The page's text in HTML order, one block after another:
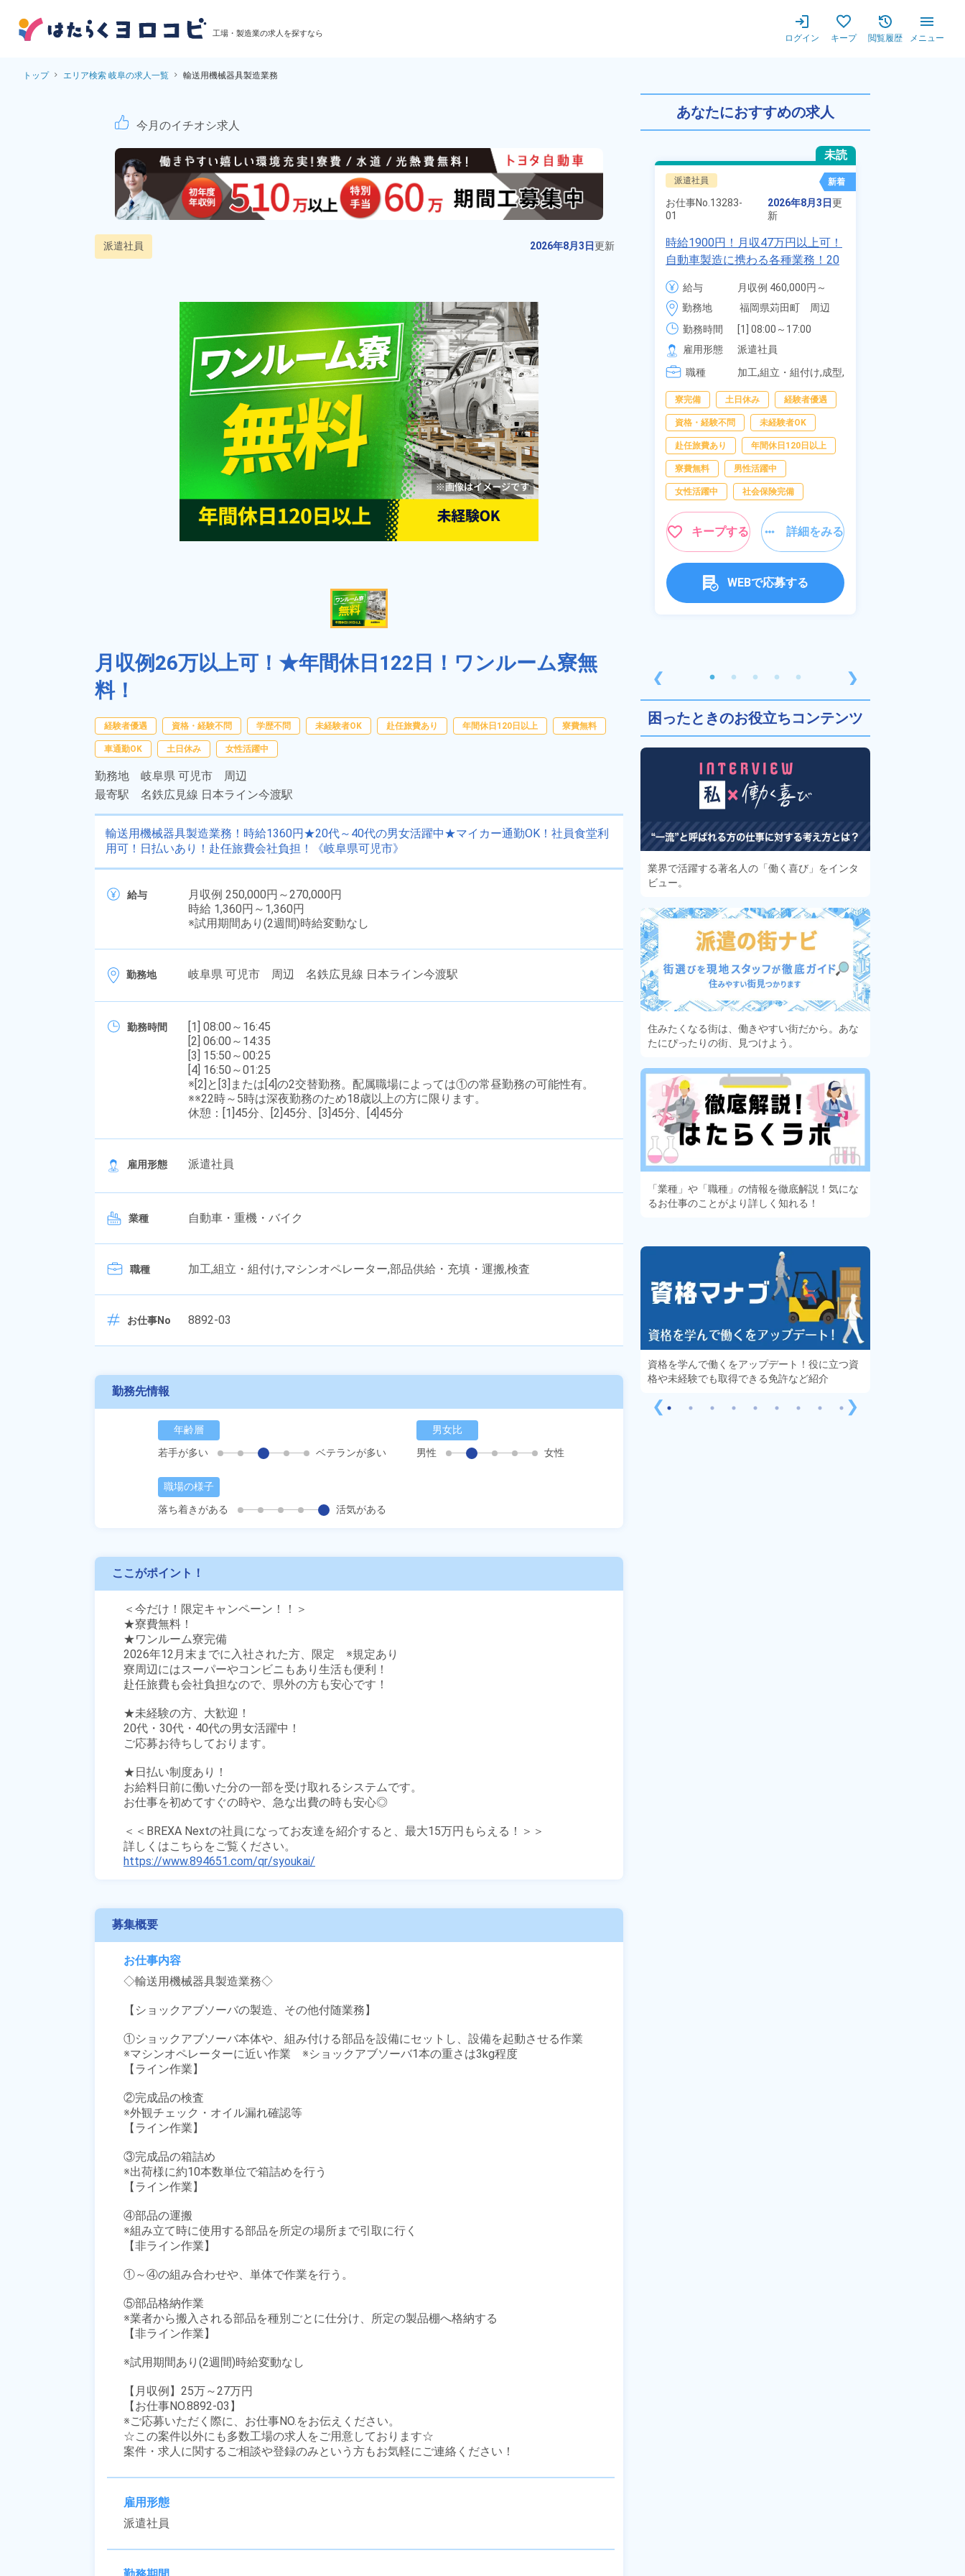
工場・製造業の求人を探すなら ログイン キープ 閲覧履歴 メニュー
トップ エリア検索 岐阜の求人一覧 輸送用機械器具製造業務
輸送用機械器具製造業務！時給1360円★20代～40代の男女活躍中★マイカー通勤
今月のイチオシ求人
派遣社員 2026年8月3日更新
月収例26万以上可！★年間休日122日！ワンルーム寮無
料！
経験者優遇 資格・経験不問 学歴不問 未経験者OK 赴任旅費あり 年間休日120日以上 寮費無料
車通勤OK 土日休み 女性活躍中
勤務地 岐阜県 可児市 周辺
最寄駅 名鉄広見線 日本ライン今渡駅
輸送用機械器具製造業務！時給1360円★20代～40代の男女活躍中★マイカー通勤OK！社員食堂利
用可！日払いあり！赴任旅費会社負担！《岐阜県可児市》
給与
月収例 250,000円～270,000円
時給 1,360円～1,360円
※試用期間あり(2週間)時給変動なし
勤務地 岐阜県 可児市 周辺 名鉄広見線 日本ライン今渡駅
勤務時間
[1] 08:00～16:45
[2] 06:00～14:35
[3] 15:50～00:25
[4] 16:50～01:25
※[2]と[3]または[4]の2交替勤務。配属職場によっては①の常昼勤務の可能性有。
※※22時～5時は深夜勤務のため18歳以上の方に限ります。
休憩：[1]45分、[2]45分、[3]45分、[4]45分
雇用形態 派遣社員
業種 自動車・重機・バイク
職種 加工,組立・組付け,マシンオペレーター,部品供給・充填・運搬,検査
お仕事No 8892-03
勤務先情報
年齢層
若手が多い
ベテランが多い
男女比
男性
女性
職場の様子
落ち着きがある
活気がある
ここがポイント！
＜今だけ！限定キャンペーン！！＞
★寮費無料！
★ワンルーム寮完備
2026年12月末までに入社された方、限定　※規定あり
寮周辺にはスーパーやコンビニもあり生活も便利！
赴任旅費も会社負担なので、県外の方も安心です！
★未経験の方、大歓迎！
20代・30代・40代の男女活躍中！
ご応募お待ちしております。
★日払い制度あり！
お給料日前に働いた分の一部を受け取れるシステムです。
お仕事を初めてすぐの時や、急な出費の時も安心◎
＜＜BREXA Nextの社員になってお友達を紹介すると、最大15万円もらえる！＞＞
https://www.894651.com/qr/syoukai/
募集概要
お仕事内容
◇輸送用機械器具製造業務◇
【ショックアブソーバの製造、その他付随業務】
①ショックアブソーバ本体や、組み付ける部品を設備にセットし、設備を起動させる作業
※マシンオペレーターに近い作業　※ショックアブソーバ1本の重さは3kg程度
【ライン作業】
②完成品の検査
※外観チェック・オイル漏れ確認等
【ライン作業】
③完成品の箱詰め
※出荷様に約10本数単位で箱詰めを行う
【ライン作業】
④部品の運搬
※組み立て時に使用する部品を所定の場所まで引取に行く
【非ライン作業】
①～④の組み合わせや、単体で作業を行う。
⑤部品格納作業
※業者から搬入される部品を種別ごとに仕分け、所定の製品棚へ格納する
【非ライン作業】
※試用期間あり(2週間)時給変動なし
【月収例】25万～27万円
【お仕事NO.8892-03】
※ご応募いただく際に、お仕事NO.をお伝えください。
☆この案件以外にも多数工場の求人をご用意しております☆
案件・求人に関するご相談や登録のみという方もお気軽にご連絡ください！
雇用形態
派遣社員
あなたにおすすめの求人
❮
お仕事No.12236-
01
2026年8月3日
新
電子部品製造に伴う機械オペレー
ター！月収例32万円以上★未経験
あり！マイカー通勤OK！1食400円
～食堂の利用OK!《愛知県小牧市》
時給 1,800円～1,800円
勤務地
愛知県小牧市　周辺
勤務時間
08:00～17:00
雇用形態
派遣社員
職種
加工,組立・組付け,成型,
溶接,マシンオペレータ
ー
男性活躍中 寮完備
年間休日120日以上
経験者優遇 資格・経験不問
未経験者OK 土日休み
寮費無料 女性活躍中
キープする
未読
派遣社員 新着
お仕事No. 13283-
01
2026年8月3日更
新
時給1900円！月収47万円以上可！
自動車製造に携わる各種業務！20
代～40代の男女活躍中★ワンルー
ム寮無料！マイカー通勤OK！無料
駐車場あり！赴任旅費会社負担！
社員食堂あり！日払いあり！土日
休み！特別賞与90万円支給！《福
岡県京都郡苅田町》
給与
月収例 460,000円～
480,000円
時給 1,900円～1,900円
勤務地
福岡県苅田町　周辺
勤務時間
[1] 08:00～17:00
[2] 20:00～05:00
[3] 06:30～15:00
[4] 14:30～23:00
雇用形態
派遣社員
職種
加工,組立・組付け,成型,
オペレーター,部品供
給・充填・運搬,検査,物
流・配送
寮完備 土日休み 経験者優遇
資格・経験不問 未経験者OK
赴任旅費あり 年間休日120日以上
寮費無料 男性活躍中
女性活躍中 社会保険完備
キープする 詳細をみる
WEBで応募する
❯
困ったときのお役立ちコンテンツ
業界で活躍する著名人の「働く喜び」をインタ
ビュー。
住みたくなる街は、働きやすい街だから。あな
たにぴったりの街、見つけよう。
「業種」や「職種」の情報を徹底解説！気にな
るお仕事のことがより詳しく知れる！
❮
に！？ディープな世界にあなたもきっとハマる
資格を学んで働くをアップデート！役に立つ資
格や未経験でも取得できる免許など紹介
❯